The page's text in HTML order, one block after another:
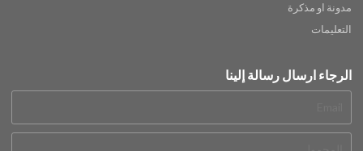
مدونة او مذكرة
التعليمات
الرجاء ارسال رسالة إلينا